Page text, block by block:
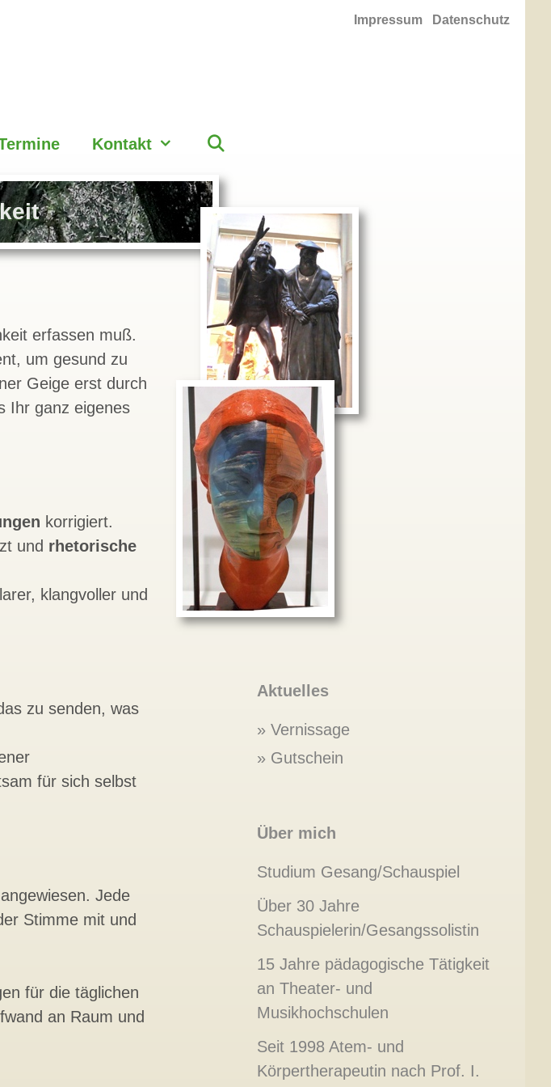
Impressum Datenschutz
Kontakt
erfassen muß.
um gesund zu
Geige erst durch
Ihr ganz eigenes
korrigiert.
und rhetorische
klangvoller und
zu senden, was
für sich selbst
Jede
Stimme mit und
für die täglichen
an Raum und
Aktuelles
Vernissage
Gutschein
Über mich
Studium Gesang/Schauspiel
Über 30 Jahre
Schauspielerin/Gesangssolistin
15 Jahre pädagogische Tätigkeit
an Theater- und
Musikhochschulen
Seit 1998 Atem- und
Körpertherapeutin nach Prof. I.